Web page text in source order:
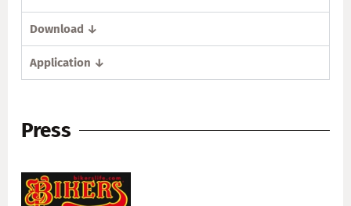
Download ↓
Application ↓
Press